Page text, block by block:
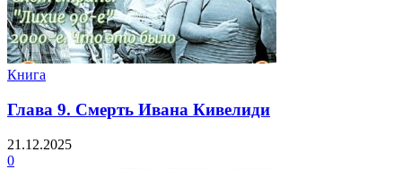
Книга
Глава 9. Смерть Ивана Кивелиди
21.12.2025
0